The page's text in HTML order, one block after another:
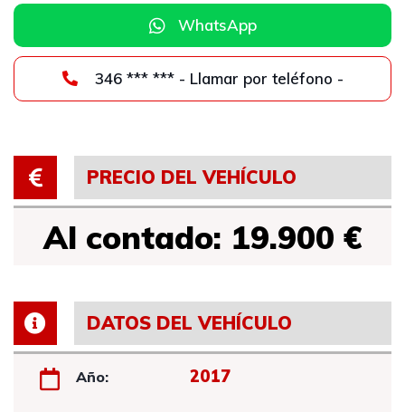
WhatsApp
346 *** *** - Llamar por teléfono -
PRECIO DEL VEHÍCULO
Al contado: 19.900 €
DATOS DEL VEHÍCULO
Año: 2017